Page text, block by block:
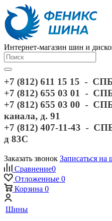
Интернет-магазин шин и
+7 (812) 611 15 15 -
+7 (812) 655 03 01 -
+7 (812) 655 03 00 -
канала, д. 91
+7 (812) 407-11-43 -
д 83С
Заказать звонок Записаться
Сравнение0
Отложенные 0
Корзина 0
Шины